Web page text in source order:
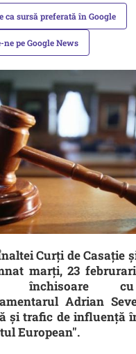
ca sursă preferată în Google
ne pe Google News
Curți de Casație
marți, 23
cu
Adrian
și trafic de influență
European".